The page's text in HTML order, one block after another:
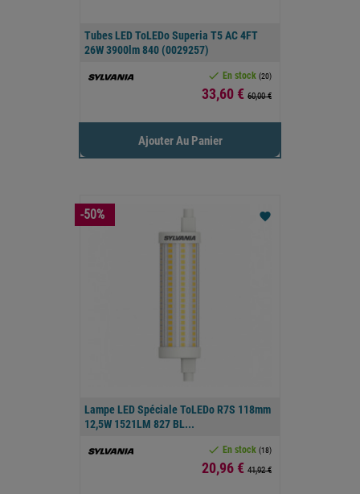
Tubes LED ToLEDo Superia T5 AC 4FT
26W 3900lm 840 (0029257)
 En stock (20)
Prix
33,60 € 60,00 €
Ajouter Au Panier
Lampe LED Spéciale ToLEDo R7S 118mm
12,5W 1521LM 827 BL...
 En stock (18)
Prix
20,96 € 41,92 €
favorite
-50%